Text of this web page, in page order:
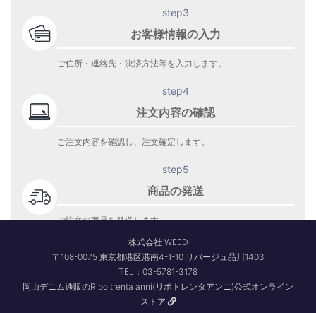
step3
お客様情報の入力
ご住所・連絡先・決済方法等を入力します。
step4
注文内容の確認
ご注文内容を確認し、注文確定します。
step5
商品の発送
ご注文の商品を発送します。
株式会社 WEED
〒108-0075 東京都港区港南4-1-10 リバージュ品川1403
TEL：03-5781-3178
岡山デニム通販のRipo trenta anni(リポトレンタアンニ)公式オンライン
ストア